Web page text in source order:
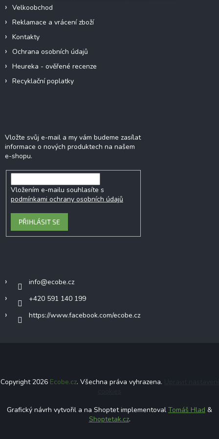
Velkoobchod
Reklamace a vrácení zboží
Kontakty
Ochrana osobních údajů
Heureka - ověřené recenze
Recyklační poplatky
Vložte svůj e-mail a my vám budeme zasílat
informace o nových produktech na našem
e-shopu.
Vložením e-mailu souhlasíte s
podmínkami ochrany osobních údajů
PŘIHLÁSIT SE
info@ecobe.cz
+420 591 140 199
https://www.facebook.com/ecobe.cz
Copyright 2026 Ecobe.cz. Všechna práva vyhrazena.
Grafický návrh vytvořil a na Shoptet implementoval Tomáš Hlad &
Shoptetak.cz.